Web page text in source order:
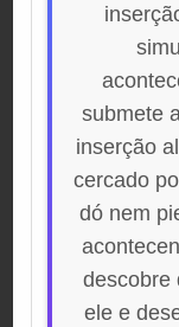
submete
inserção
cercado
dó nem
descobre
ele e